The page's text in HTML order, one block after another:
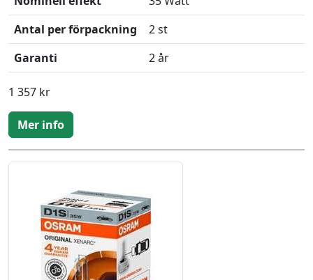
Antal per förpackning
2 st
Garanti
2 år
1 357 kr
Mer info